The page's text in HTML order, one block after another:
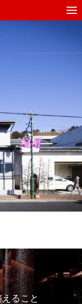
ること